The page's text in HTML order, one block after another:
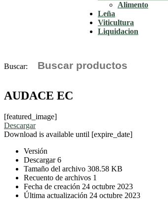
Alimento
Leña
Viticultura
Liquidacion
Buscar:
AUDACE EC
[featured_image]
Descargar
Download is available until [expire_date]
Versión
Descargar6
Tamaño del archivo 308.58 KB
Recuento de archivos 1
Fecha de creación 24 octubre 2023
Última actualización 24 octubre 2023